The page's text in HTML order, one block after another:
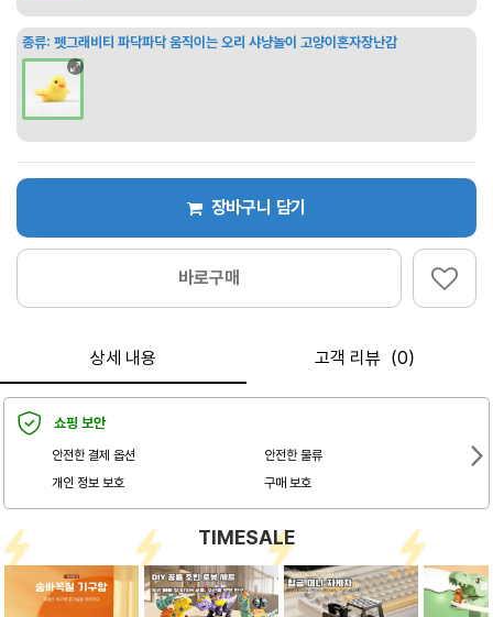
종류: 펫그래비티 파닥파닥 움직이는 오리 샤냥놀이 고양이혼자장난감
장바구니 담기
바로구매
상세 내용 고객 리뷰（0）
쇼핑 보안
안전한 결제 옵션
안전한 물류
개인 정보 보호
구매 보호
TIMESALE